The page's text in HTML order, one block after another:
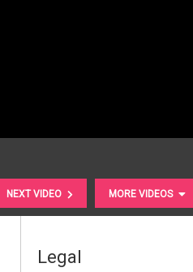
NEXT VIDEO MORE VIDEOS
Legal